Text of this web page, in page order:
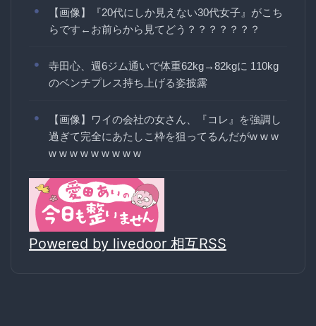
【画像】『20代にしか見えない30代女子』がこち
らです←お前らから見てどう？？？？？？？
寺田心、週6ジム通いで体重62kg→82kgに 110kg
のベンチプレス持ち上げる姿披露
【画像】ワイの会社の女さん、『コレ』を強調し
過ぎて完全にあたしこ枠を狙ってるんだがw w w
w w w w w w w w w
Powered by livedoor 相互RSS